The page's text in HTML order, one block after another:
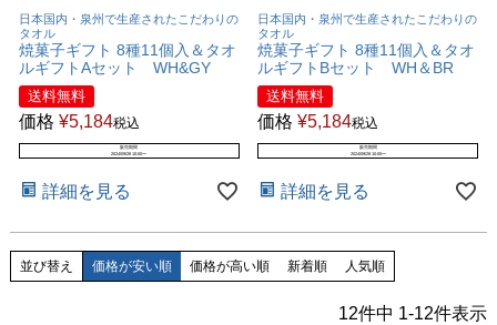
日本国内・泉州で生産されたこだわりの
タオル
焼菓子ギフト 8種11個入＆タオ
ルギフトAセット WH&GY
送料無料
価格 ¥5,184税込
販売期間
2024/09/28 10:00〜
詳細を見る
日本国内・泉州で生産されたこだわりの
タオル
焼菓子ギフト 8種11個入＆タオ
ルギフトBセット WH＆BR
送料無料
価格 ¥5,184税込
販売期間
2024/09/28 10:00〜
詳細を見る
並び替え 価格が安い順 価格が高い順 新着順 人気順
12件中 1-12件表示